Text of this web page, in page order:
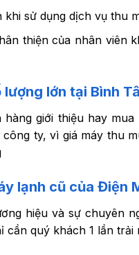
sử dụng dịch vụ thu
thiện của nhân viên
lớn tại Bình
giới thiệu hay
ty, vì giá máy thu
lạnh cũ của Điện
hiệu và sự chuyên
quý khách 1 lần trải